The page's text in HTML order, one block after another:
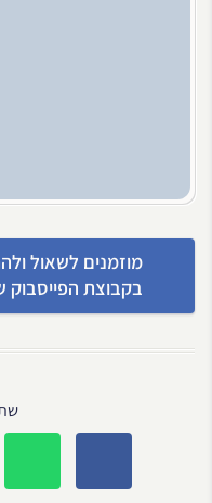
מוזמנים לשאול
בקבוצת הפייסבוק